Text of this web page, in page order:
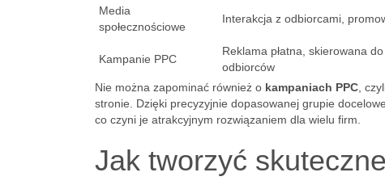
Media
społecznościowe
Interakcja z odbiorcami,
Kampanie PPC
Reklama płatna, skierowana
odbiorców
Nie można zapominać również o kampaniach PPC ,
stronie. Dzięki precyzyjnie dopasowanej grupie
co czyni je atrakcyjnym rozwiązaniem dla wielu firm.
Jak tworzyć